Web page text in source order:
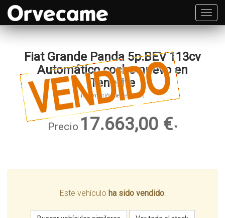
Fiat Grande Panda 5p.BEV 113cv
Automático coche nuevo en
Tenerife
Información del vehículo
Precio 17.663,00 €*
Este vehículo ha sido vendido!